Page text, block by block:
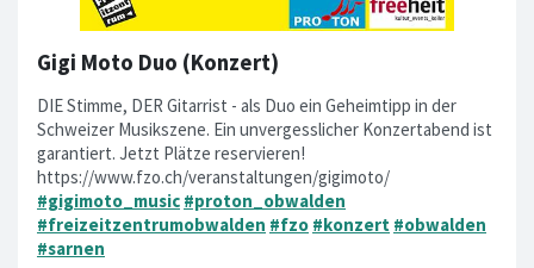
Gigi Moto Duo (Konzert)
DIE Stimme, DER Gitarrist - als Duo ein Geheimtipp in der
Schweizer Musikszene. Ein unvergesslicher Konzertabend ist
garantiert. Jetzt Plätze reservieren!
https://www.fzo.ch/veranstaltungen/gigimoto/
#gigimoto_music #proton_obwalden
#freizeitzentrumobwalden #fzo #konzert #obwalden
#sarnen